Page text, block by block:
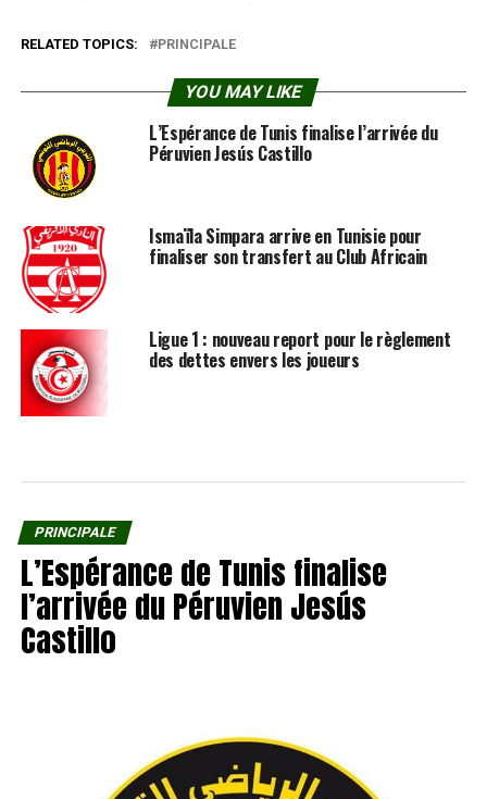
RELATED TOPICS: PRINCIPALE
YOU MAY LIKE
L’Espérance de Tunis finalise l’arrivée du
Péruvien Jesús Castillo
Ismaïla Simpara arrive en Tunisie pour
finaliser son transfert au Club Africain
Ligue 1 : nouveau report pour le règlement
des dettes envers les joueurs
PRINCIPALE
L’Espérance de Tunis finalise
l’arrivée du Péruvien Jesús
Castillo